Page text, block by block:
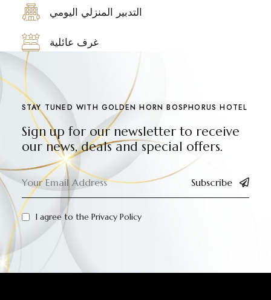
التدبير المنزلي اليومي
غرف عائلية
STAY TUNED WITH GOLDEN HORN BOSPHORUS HOTEL
Sign up for our newsletter to receive
our news, deals and special offers.
Subscribe
I agree to the Privacy Policy